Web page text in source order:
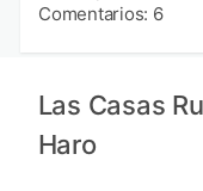
Comentarios: 6
Las Casas
Haro